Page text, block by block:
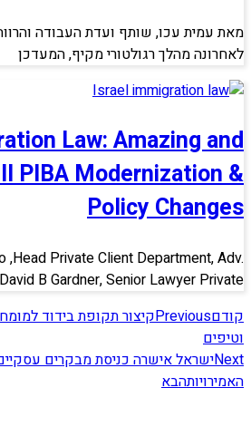
מאת עמית עכו, שותף ועדת העבודה
לאחרונה מהלך רגולטורי מקיף, המעדכן
Law: Amazing and
PIBA Modernization &
Policy Changes
,Head Private Client Department, Adv.
David B Gardner, Senior Lawyer Private
קודםPrevious
וטיפים
Nextישראל אישרה כניסת מבקרים עסקיים
האמירויותהבא